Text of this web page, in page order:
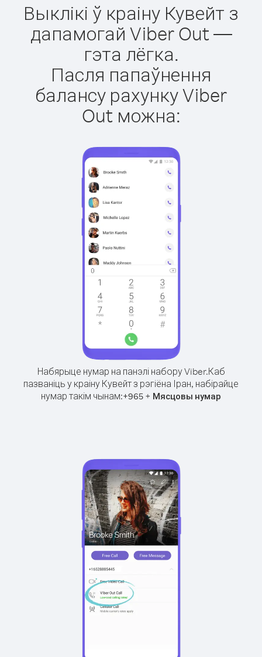
Выклікі ў краіну Кувейт з
дапамогай Viber Out —
гэта лёгка.
Пасля папаўнення
балансу рахунку Viber
Out можна:
Набярыце нумар на панэлі набору Viber.Каб
пазваніць у краіну Кувейт з рэгіёна Іран, набірайце
нумар такім чынам:+965 + Мясцовы нумар